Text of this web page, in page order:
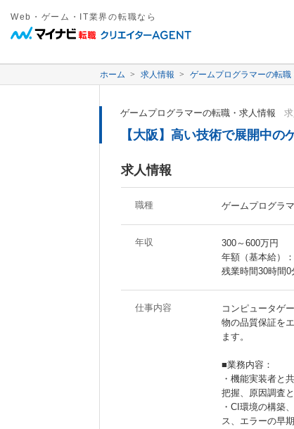
Web・ゲーム・IT業界の転職なら
ホーム 求人情報 ゲームプログラマーの転職
ゲームプログラマーの転職・求人情報
【大阪】高い技術で展開中
求人情報
職種 ゲームプログラ
年収
300～600万円
年額（基本給）
残業時間30時間
仕事内容
コンピュータゲ
物の品質保証を
ます。
■業務内容：
・機能実装者と
把握、原因調査
・CI環境の構築
ス、エラーの早